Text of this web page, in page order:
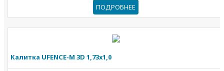
ПОДРОБНЕЕ
Калитка UFENCE-M 3D 1,73х1,0